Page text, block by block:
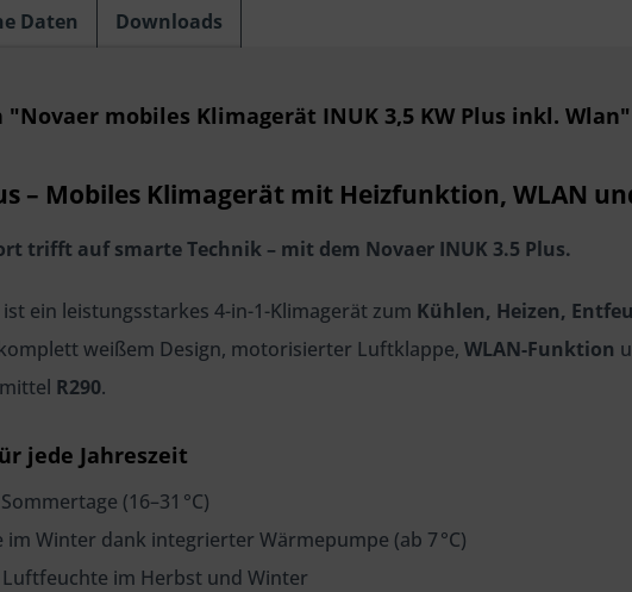
Daten Downloads
mobiles Klimagerät INUK 3,5 KW Plus inkl. Wlan"
– Mobiles Klimagerät mit Heizfunktion, WLAN
trifft auf smarte Technik – mit dem Novaer INUK 3.5 Plus.
ist ein leistungsstarkes 4-in-1-Klimagerät zum Kühlen, Heizen,
weißem Design, motorisierter Luftklappe,WLAN-Funktion
R290.
jede Jahreszeit
(16–31 °C)
im Winter dank integrierter Wärmepumpe (ab 7 °C)
im Herbst und Winter